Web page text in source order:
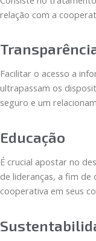
relação com a
Facilitar o acesso a
ultrapassam os
seguro e um
Educação
É crucial apostar no
de lideranças, a fim de
cooperativa em seus